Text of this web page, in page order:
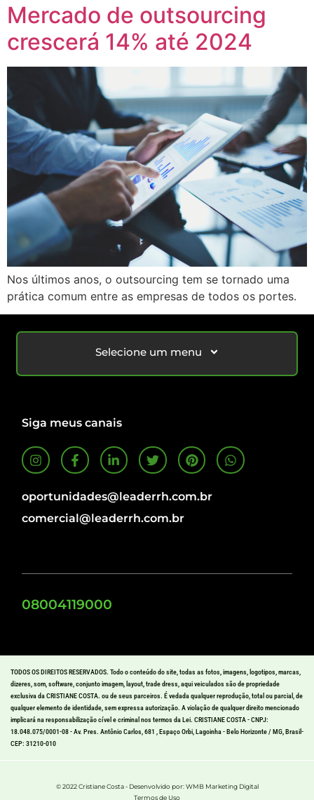
Mercado de outsourcing
crescerá 14% até 2024
Nos últimos anos, o outsourcing tem se tornado uma
prática comum entre as empresas de todos os portes.
Selecione um menu
Siga meus canais
oportunidades@leaderrh.com.br
comercial@leaderrh.com.br
08004119000
TODOS OS DIREITOS RESERVADOS. Todo o conteúdo do site, todas as fotos, imagens, logotipos, marcas,
dizeres, som, software, conjunto imagem, layout, trade dress, aqui veiculados são de propriedade
exclusiva da CRISTIANE COSTA. ou de seus parceiros. É vedada qualquer reprodução, total ou parcial, de
qualquer elemento de identidade, sem expressa autorização. A violação de qualquer direito mencionado
implicará na responsabilização cível e criminal nos termos da Lei. CRISTIANE COSTA - CNPJ:
18.048.075/0001-08 - Av. Pres. Antônio Carlos, 681 , Espaço Orbi, Lagoinha - Belo Horizonte / MG, Brasil-
CEP: 31210-010
© 2022 Cristiane Costa - Desenvolvido por: WMB Marketing Digital
Termos de Uso